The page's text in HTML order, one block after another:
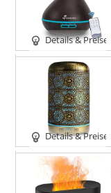
Details & Preise
Details & Preise